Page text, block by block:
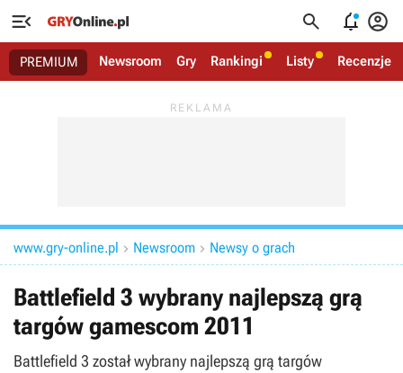
   
PREMIUM Newsroom Gry Rankingi Listy Recenzje
www.gry-online.pl  Newsroom  Newsy o grach
Battlefield 3 wybrany najlepszą grą
targów gamescom 2011
Battlefield 3 został wybrany najlepszą grą targów